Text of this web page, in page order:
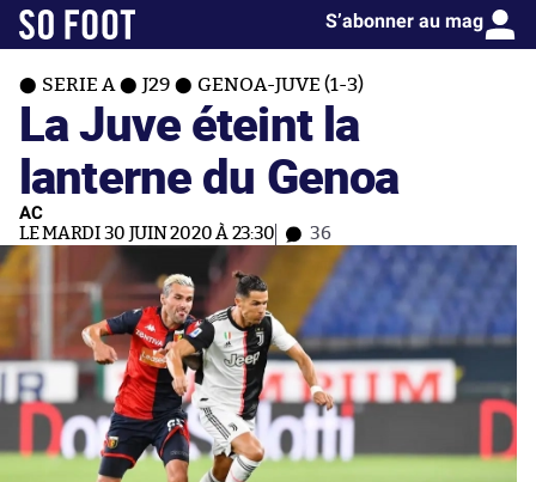
S’abonner au mag
SERIE A J29 GENOA-JUVE (1-3)
La Juve éteint la
lanterne du Genoa
AC
LE MARDI 30 JUIN 2020 À 23:30 36